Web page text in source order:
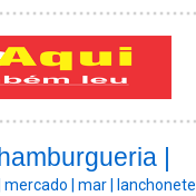
|
mercado | mar | lanchonete